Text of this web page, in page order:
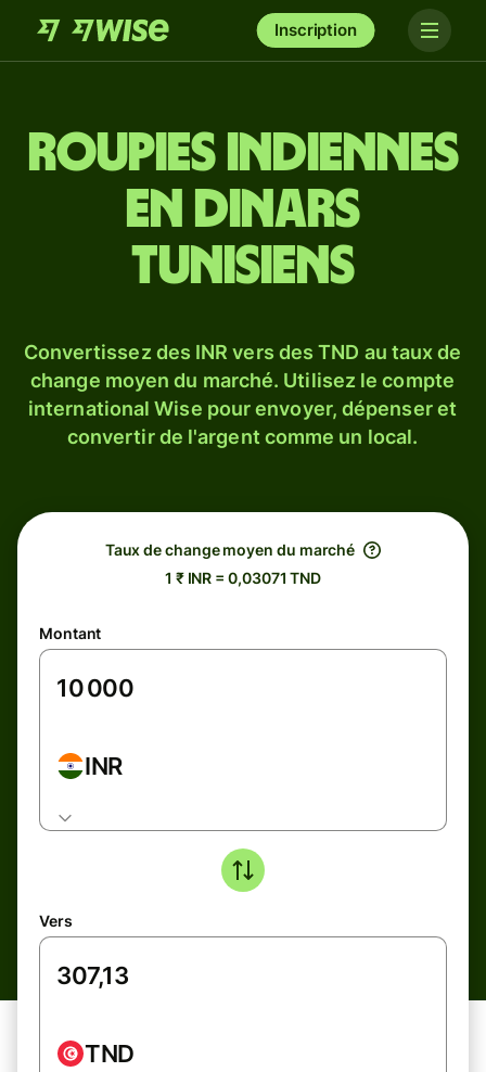
Inscription
Roupies indiennes
en dinars
tunisiens
Convertissez des INR vers des TND au taux de
change moyen du marché. Utilisez le compte
international Wise pour envoyer, dépenser et
convertir de l'argent comme un local.
Taux de change moyen du marché
1 ₹ INR = 0,03071 TND
Montant
INR
Vers
TND